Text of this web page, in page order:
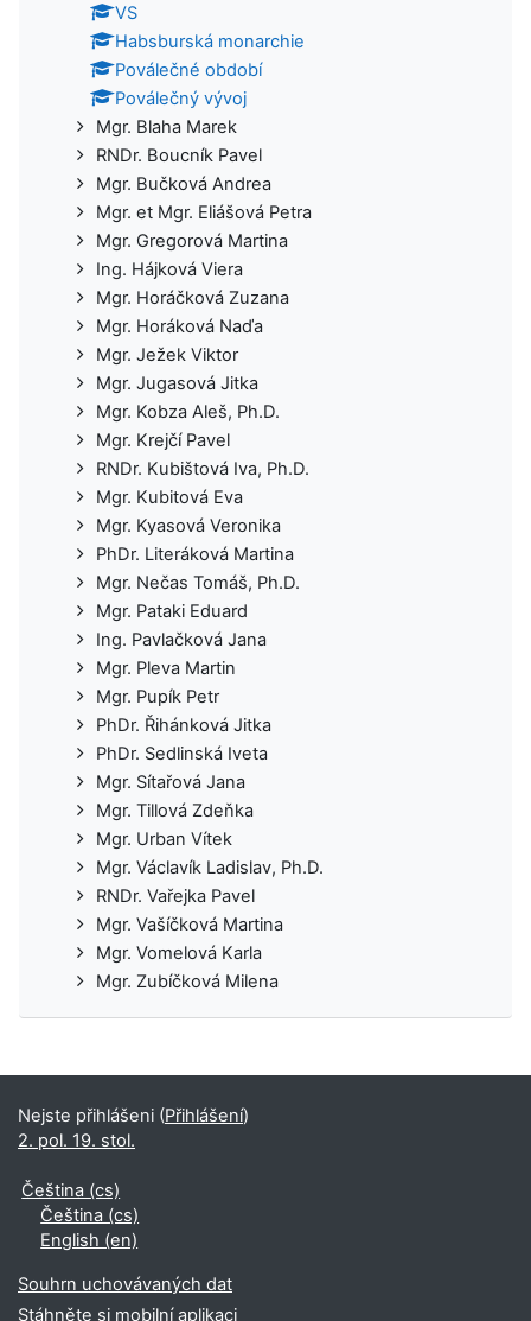
VS
Habsburská monarchie
Poválečné období
Poválečný vývoj
Mgr. Blaha Marek
RNDr. Boucník Pavel
Mgr. Bučková Andrea
Mgr. et Mgr. Eliášová Petra
Mgr. Gregorová Martina
Ing. Hájková Viera
Mgr. Horáčková Zuzana
Mgr. Horáková Naďa
Mgr. Ježek Viktor
Mgr. Jugasová Jitka
Mgr. Kobza Aleš, Ph.D.
Mgr. Krejčí Pavel
RNDr. Kubištová Iva, Ph.D.
Mgr. Kubitová Eva
Mgr. Kyasová Veronika
PhDr. Literáková Martina
Mgr. Nečas Tomáš, Ph.D.
Mgr. Pataki Eduard
Ing. Pavlačková Jana
Mgr. Pleva Martin
Mgr. Pupík Petr
PhDr. Řihánková Jitka
PhDr. Sedlinská Iveta
Mgr. Sítařová Jana
Mgr. Tillová Zdeňka
Mgr. Urban Vítek
Mgr. Václavík Ladislav, Ph.D.
RNDr. Vařejka Pavel
Mgr. Vašíčková Martina
Mgr. Vomelová Karla
Mgr. Zubíčková Milena
Nejste přihlášeni (Přihlášení)
2. pol. 19. stol.
Čeština ‎(cs)‎
Čeština ‎(cs)‎
English ‎(en)‎
Souhrn uchovávaných dat
Stáhněte si mobilní aplikaci